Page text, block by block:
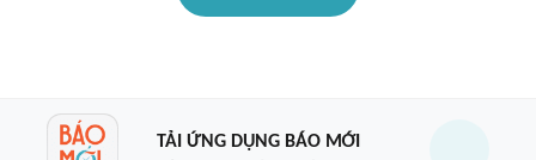
TẢI ỨNG DỤNG BÁO MỚI